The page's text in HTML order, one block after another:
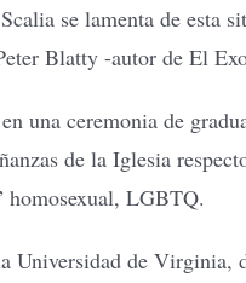
se lamenta de esta
Blatty -autor de El
una ceremonia de
de la Iglesia
homosexual, LGBTQ.
Universidad de